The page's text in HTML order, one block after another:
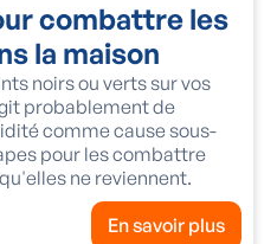
combattre les
la maison
noirs ou verts sur vos
probablement de
comme cause sous-
pour les combattre
ne reviennent.
En savoir plus